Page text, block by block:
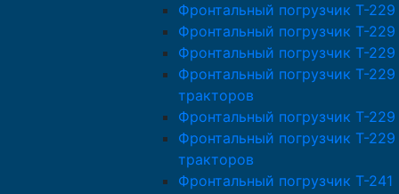
Фронтальный погрузчик T-
Фронтальный погрузчик T-229
Фронтальный погрузчик T-
Фронтальный погрузчик T-
тракторов
Фронтальный погрузчик Т-229
Фронтальный погрузчик T-
тракторов
Фронтальный погрузчик T-241